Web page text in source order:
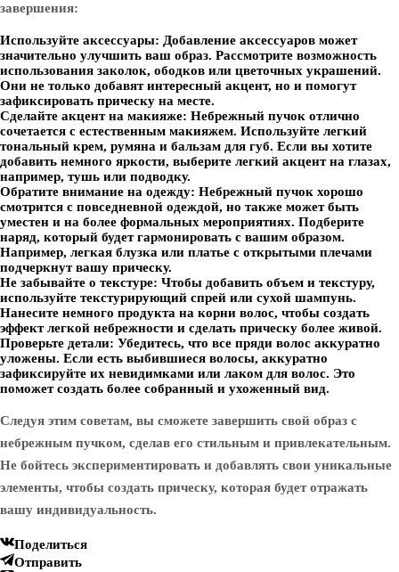
завершения:
Используйте аксессуары: Добавление аксессуаров может
значительно улучшить ваш образ. Рассмотрите возможность
использования заколок, ободков или цветочных украшений.
Они не только добавят интересный акцент, но и помогут
зафиксировать прическу на месте.
Сделайте акцент на макияже: Небрежный пучок отлично
сочетается с естественным макияжем. Используйте легкий
тональный крем, румяна и бальзам для губ. Если вы хотите
добавить немного яркости, выберите легкий акцент на глазах,
например, тушь или подводку.
Обратите внимание на одежду: Небрежный пучок хорошо
смотрится с повседневной одеждой, но также может быть
уместен и на более формальных мероприятиях. Подберите
наряд, который будет гармонировать с вашим образом.
Например, легкая блузка или платье с открытыми плечами
подчеркнут вашу прическу.
Не забывайте о текстуре: Чтобы добавить объем и текстуру,
используйте текстурирующий спрей или сухой шампунь.
Нанесите немного продукта на корни волос, чтобы создать
эффект легкой небрежности и сделать прическу более живой.
Проверьте детали: Убедитесь, что все пряди волос аккуратно
уложены. Если есть выбившиеся волосы, аккуратно
зафиксируйте их невидимками или лаком для волос. Это
поможет создать более собранный и ухоженный вид.
Следуя этим советам, вы сможете завершить свой образ с
небрежным пучком, сделав его стильным и привлекательным.
Не бойтесь экспериментировать и добавлять свои уникальные
элементы, чтобы создать прическу, которая будет отражать
вашу индивидуальность.
Поделиться
Отправить